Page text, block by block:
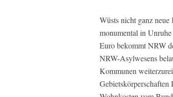
Wüsts nicht ganz
monumental in
Euro bekommt NRW
NRW-Asylwesens
Kommunen